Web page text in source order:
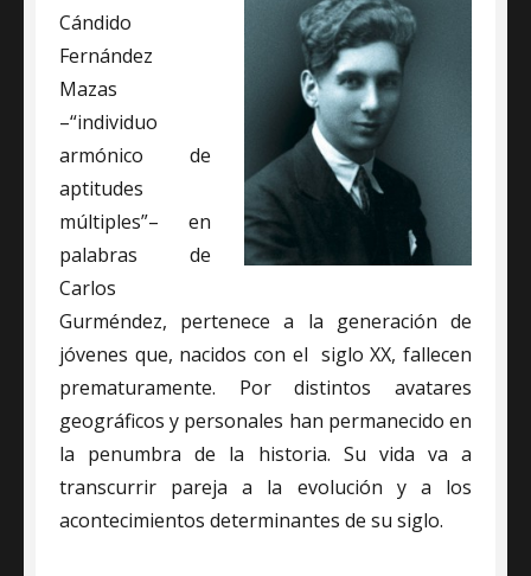
Cándido
Fernández
Mazas
–“individuo
armónico de
aptitudes
múltiples”– en
palabras de
Carlos
Gurméndez, pertenece a la generación de
jóvenes que, nacidos con el siglo XX, fallecen
prematuramente. Por distintos avatares
geográficos y personales han permanecido en
la penumbra de la historia. Su vida va a
transcurrir pareja a la evolución y a los
acontecimientos determinantes de su siglo.